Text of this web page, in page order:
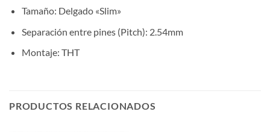
Tamaño: Delgado «Slim»
Separación entre pines (Pitch): 2.54mm
Montaje: THT
PRODUCTOS RELACIONADOS